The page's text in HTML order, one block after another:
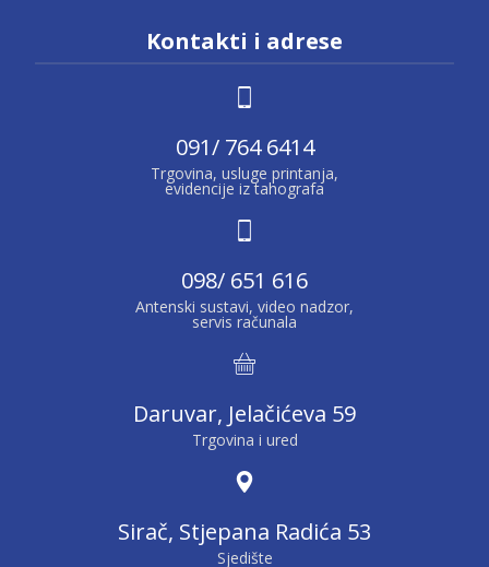
Kontakti i adrese
091/ 764 6414
Trgovina, usluge printanja,
evidencije iz tahografa
098/ 651 616
Antenski sustavi, video nadzor,
servis računala
Daruvar, Jelačićeva 59
Trgovina i ured
Sirač, Stjepana Radića 53
Sjedište